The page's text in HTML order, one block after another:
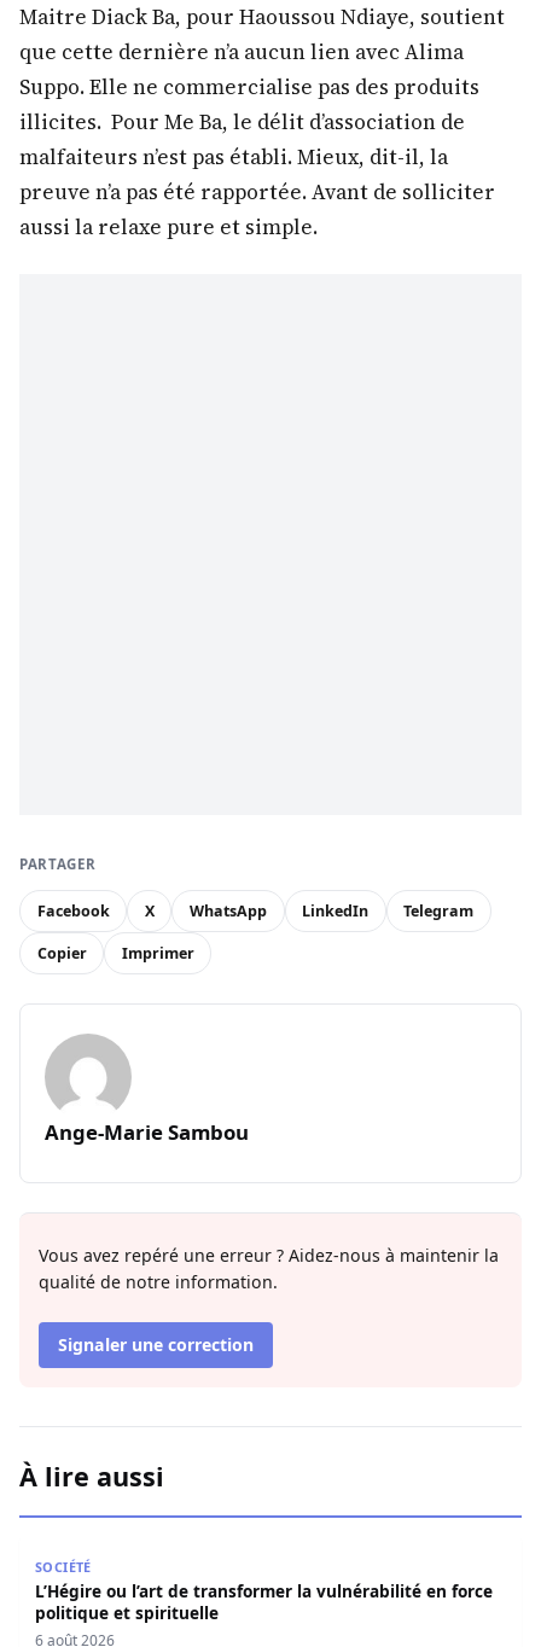
Maitre Diack Ba, pour Haoussou Ndiaye, soutient
que cette dernière n’a aucun lien avec Alima
Suppo. Elle ne commercialise pas des produits
illicites. Pour Me Ba, le délit d’association de
malfaiteurs n’est pas établi. Mieux, dit-il, la
preuve n’a pas été rapportée. Avant de solliciter
aussi la relaxe pure et simple.
PARTAGER
Facebook X WhatsApp LinkedIn Telegram
Copier Imprimer
Ange-Marie Sambou
Vous avez repéré une erreur ? Aidez-nous à maintenir la
qualité de notre information.
Signaler une correction
À lire aussi
SOCIÉTÉ
L’Hégire ou l’art de transformer la vulnérabilité en force
politique et spirituelle
6 août 2026